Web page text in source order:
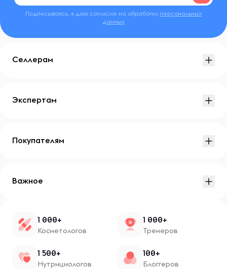
Подписываясь, я даю согласие на обработку персональных
данных
Селлерам
Экспертам
Покупателям
Важное
1 000+
Косметологов
1 000+
Тренеров
1 500+
Нутрициологов
100+
Блоггеров